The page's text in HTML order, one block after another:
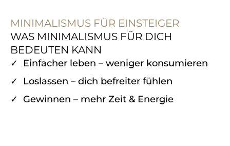
MINIMALISMUS FÜR EINSTEIGER
WAS MINIMALISMUS FÜR DICH
BEDEUTEN KANN
✓
Einfacher leben – weniger konsumieren
✓
Loslassen – dich befreiter fühlen
✓ Gewinnen – mehr Zeit & Energie